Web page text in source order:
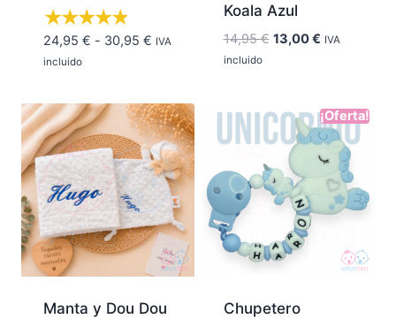
24,95 € - 30,95 €Rango
desde
24,95 €
hasta
30,95 €
IVA
incluido
Koala Azul
14,95€ El
14,95 €.
13,00€El
13,00 €.
IVA
incluido
Manta y Dou Dou
¡Oferta!
Chupetero